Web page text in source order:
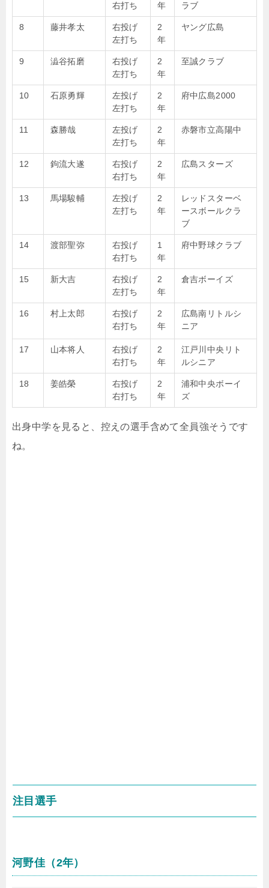
右打ち
年
ラブ
8 藤井孝太
右投げ
左打ち
2
年
ヤング広島
9 澁谷拓磨
右投げ
左打ち
2
年
至誠クラブ
10 石原勇輝
左投げ
左打ち
2
年
府中広島2000
11 森勝哉
左投げ
左打ち
2
年
赤磐市立高陽中
12 鉤流大遂
右投げ
右打ち
2
年
広島スターズ
13 馬場駿輔
左投げ
左打ち
2
年
レッドスターベ
ースボールクラ
ブ
14 渡部聖弥
右投げ
右打ち
1
年
府中野球クラブ
15 新大吉
右投げ
左打ち
2
年
倉吉ボーイズ
16 村上太郎
右投げ
右打ち
2
年
広島南リトルシ
ニア
17 山本将人
右投げ
右打ち
2
年
江戸川中央リト
ルシニア
18 姜皓榮
右投げ
右打ち
2
年
浦和中央ボーイ
ズ
出身中学を見ると、控えの選手含めて全員強そうです
ね。
注目選手
河野佳（2年）